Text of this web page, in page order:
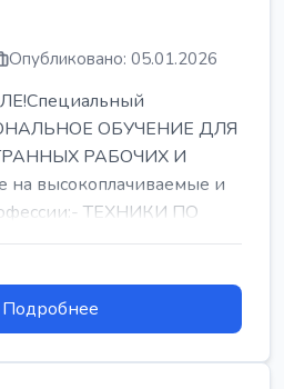
Опубликовано: 05.01.2026
ОБУЧЕНИЕ ДЛЯ
РАБОЧИХ И
высокоплачиваемые и
ТЕХНИКИ ПО
...
Подробнее